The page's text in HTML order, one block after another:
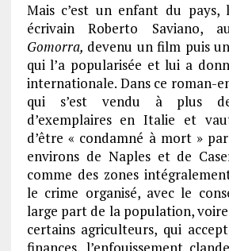
Mais c’est un enfant du
écrivain Roberto Saviano,
Gomorra, devenu un film puis
qui l’a popularisée et lui a
internationale. Dans ce roman-
qui s’est vendu à plus
d’exemplaires en Italie et
d’être « condamné à mort »
environs de Naples et de
comme des zones
le crime organisé, avec le
large part de la population,
certains agriculteurs, qui